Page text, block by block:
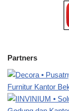
Partners